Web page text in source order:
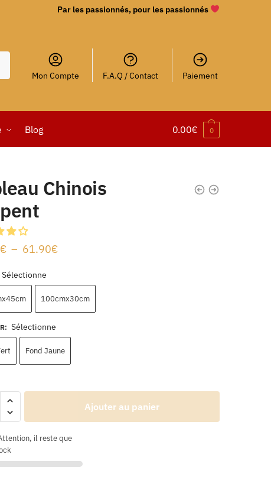
Par les passionnés, pour les passionnés
Mon Compte F.A.Q / Contact Paiement
Blog 0.00€ 0
Chinois
€ – 61.90€
Sélectionne
100cmx30cm
: Sélectionne
Fond Jaune
Ajouter au panier
il reste que